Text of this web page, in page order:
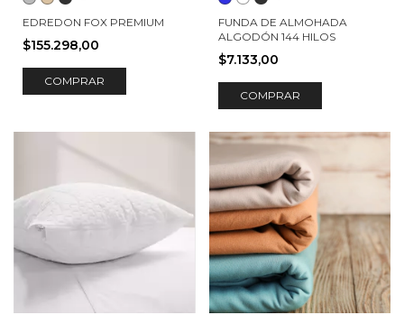
EDREDON FOX PREMIUM
$155.298,00
COMPRAR
FUNDA DE ALMOHADA
ALGODÓN 144 HILOS
$7.133,00
COMPRAR